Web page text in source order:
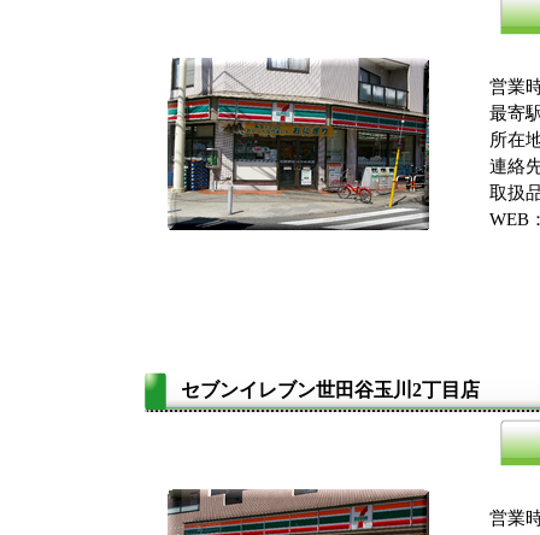
営業
最寄
所在
連絡
取扱
WEB
セブンイレブン世田谷玉川2丁目店
営業